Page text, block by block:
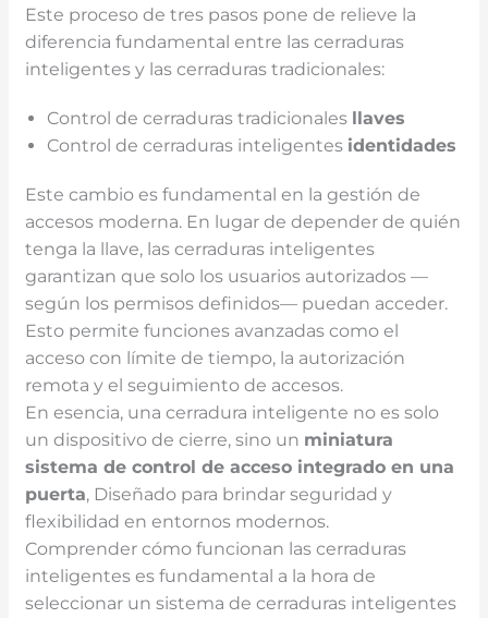
Este proceso de tres pasos pone de relieve la
diferencia fundamental entre las cerraduras
inteligentes y las cerraduras tradicionales:
Control de cerraduras tradicionales llaves
Control de cerraduras inteligentes identidades
Este cambio es fundamental en la gestión de
accesos moderna. En lugar de depender de quién
tenga la llave, las cerraduras inteligentes
garantizan que solo los usuarios autorizados —
según los permisos definidos— puedan acceder.
Esto permite funciones avanzadas como el
acceso con límite de tiempo, la autorización
remota y el seguimiento de accesos.
En esencia, una cerradura inteligente no es solo
un dispositivo de cierre, sino un miniatura
sistema de control de acceso integrado en una
puerta, Diseñado para brindar seguridad y
flexibilidad en entornos modernos.
Comprender cómo funcionan las cerraduras
inteligentes es fundamental a la hora de
seleccionar un sistema de cerraduras inteligentes